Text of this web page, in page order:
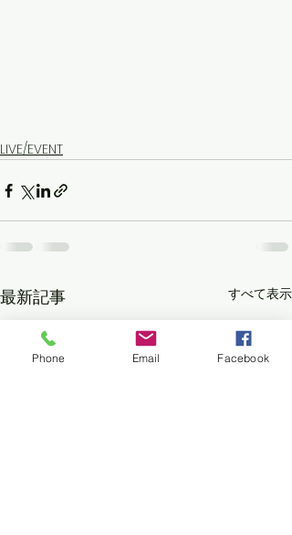
LIVE/EVENT
最新記事 すべて表示
Phone Email Facebook